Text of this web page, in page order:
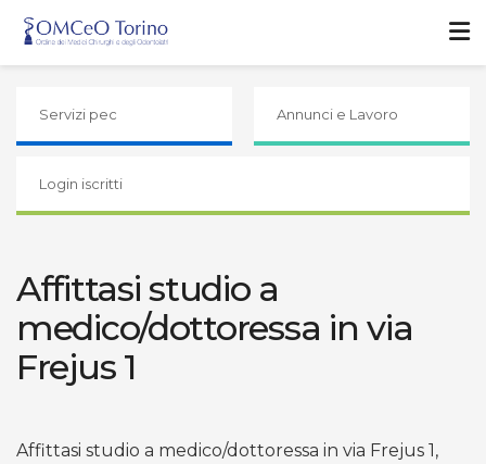
Servizi pec Annunci e Lavoro
Login iscritti
Affittasi studio a
medico/dottoressa in via
Frejus 1
Affittasi studio a medico/dottoressa in via Frejus 1,